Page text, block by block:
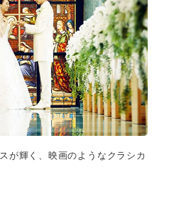
が輝く、映画のようなクラシカ